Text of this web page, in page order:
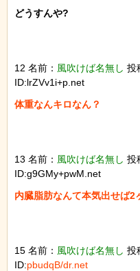
どうすんや?
12 名前： 風吹けば名無し 投
ID:lrZVv1i+p.net
体重なんキロなん？
13 名前： 風吹けば名無し 投
ID:g9GMy+pwM.net
内臓脂肪なんて本気出せば2
15 名前： 風吹けば名無し 投
ID:pbudqB/dr.net